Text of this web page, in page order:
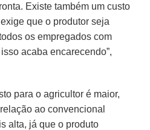
Existe também um custo
que o produtor seja
os empregados com
acaba encarecendo”,
para o agricultor é maior,
ao convencional
alta, já que o produto